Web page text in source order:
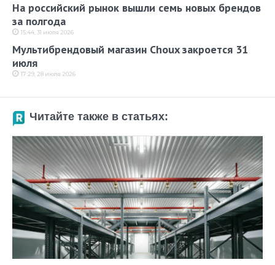
На российский рынок вышли семь новых брендов
за полгода
15:44, 31 июля 2026
Мультибрендовый магазин Choux закроется 31
июля
17:29, 28 июля 2026
Читайте также в статьях: